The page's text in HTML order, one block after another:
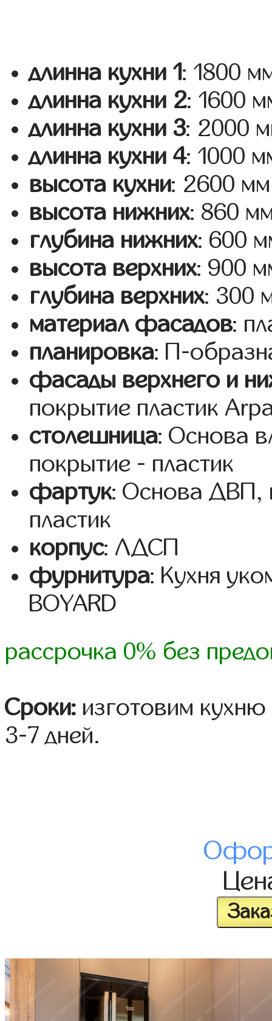
длинна кухни 1: 1800
длинна кухни 2: 1600
длинна кухни 3: 2000
длинна кухни 4: 1000
высота кухни: 2600 мм
высота нижних: 860
глубина нижних: 600
высота верхних: 900
глубина верхних: 300
материал фасадов:
планировка: П-
фасады верхнего и
покрытие пластик
столешница: Основа
покрытие - пластик
фартук: Основа ДВП,
пластик
корпус: ЛДСП
фурнитура: Кухня
BOYARD
рассрочка 0% без
Сроки: изготовим
3-7 дней.